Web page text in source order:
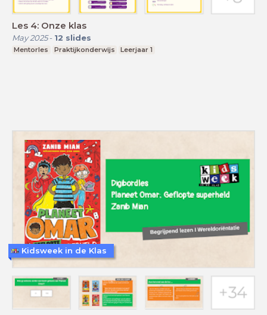
Les 4: Onze klas
May 2025- 12 slides
Mentorles Praktijkonderwijs Leerjaar 1
Kidsweek in de Klas